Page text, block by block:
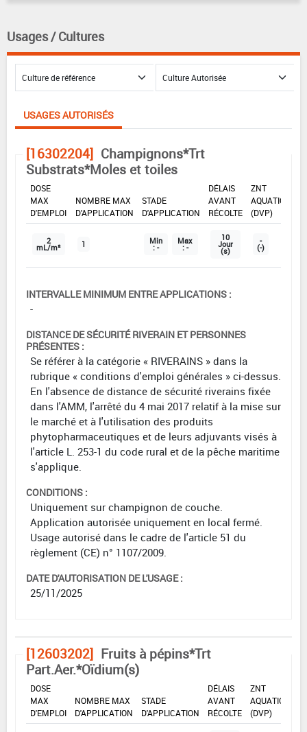
Usages / Cultures
USAGES AUTORISÉS
[16302204] Champignons*Trt
Substrats*Moles et toiles
DOSE
MAX
D'EMPLOI
NOMBRE MAX
D'APPLICATION
STADE
D'APPLICATION
DÉLAIS
AVANT
RÉCOLTE
ZNT
AQUATIQUE
(DVP)
2
mL/m² 1 Min
: -
Max
: -
10
Jour
(s)
-
(-)
INTERVALLE MINIMUM ENTRE APPLICATIONS :
-
DISTANCE DE SÉCURITÉ RIVERAIN ET PERSONNES
PRÉSENTES :
Se référer à la catégorie « RIVERAINS » dans la
rubrique « conditions d'emploi générales » ci-dessus.
En l'absence de distance de sécurité riverains fixée
dans l'AMM, l'arrêté du 4 mai 2017 relatif à la mise sur
le marché et à l'utilisation des produits
phytopharmaceutiques et de leurs adjuvants visés à
l'article L. 253-1 du code rural et de la pêche maritime
s'applique.
CONDITIONS :
Uniquement sur champignon de couche.
Application autorisée uniquement en local fermé.
Usage autorisé dans le cadre de l'article 51 du
règlement (CE) n° 1107/2009.
DATE D'AUTORISATION DE L'USAGE :
25/11/2025
[12603202] Fruits à pépins*Trt
Part.Aer.*Oïdium(s)
DOSE
MAX
D'EMPLOI
NOMBRE MAX
D'APPLICATION
STADE
D'APPLICATION
DÉLAIS
AVANT
RÉCOLTE
ZNT
AQUATIQUE
(DVP)